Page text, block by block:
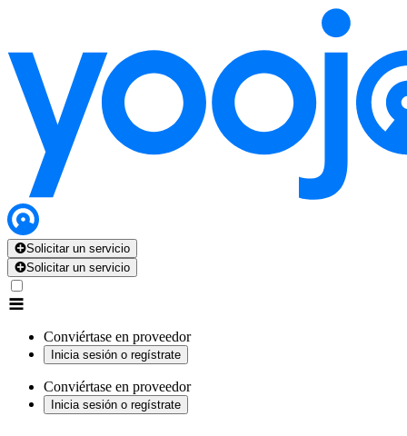
Solicitar un servicio
Solicitar un servicio
Conviértase en proveedor
Inicia sesión o regístrate
Conviértase en proveedor
Inicia sesión o regístrate